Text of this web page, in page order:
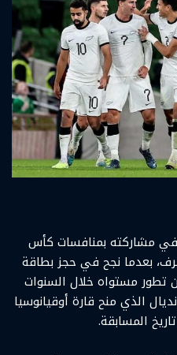
في مشاركته بمنافسات كأس
المشرف، بعدما نجح في حجز بطاقة
تطور مستواه خلال السنوات
الذي منح قارة أوقيانوسيا
المسابقة.